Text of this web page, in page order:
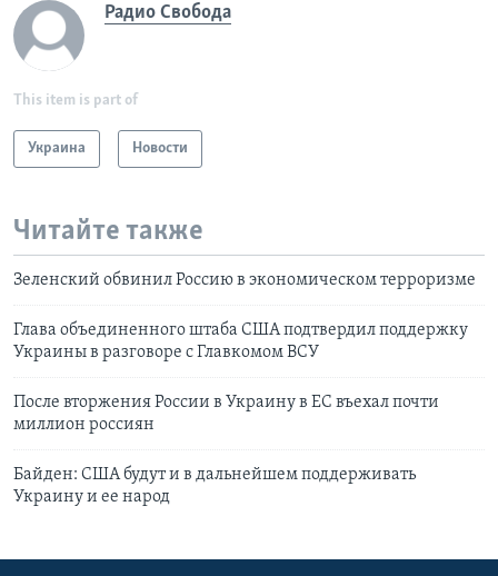
Радио Свобода
This item is part of
Украина Новости
Читайте также
Зеленский обвинил Россию в экономическом терроризме
Глава объединенного штаба США подтвердил поддержку
Украины в разговоре с Главкомом ВСУ
После вторжения России в Украину в ЕС въехал почти
миллион россиян
Байден: США будут и в дальнейшем поддерживать
Украину и ее народ